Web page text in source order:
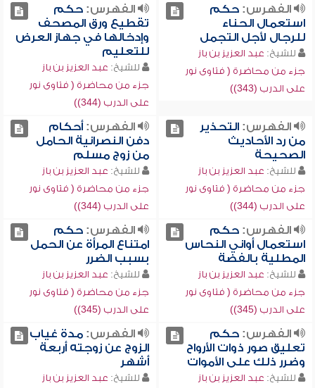
الفهرس:حكم
استعمال الحناء
للرجال لأجل التجمل
للشيخ: عبد العزيز بن باز
جزء من محاضرة ( فتاوى نور
على الدرب (343))
الفهرس:حكم
تقطيع ورق المصحف
وإدخالها في جهاز العرض
للتعليم
للشيخ: عبد العزيز بن باز
جزء من محاضرة ( فتاوى نور
على الدرب (344))
الفهرس:التحذير
من رد الأحاديث
الصحيحة
للشيخ: عبد العزيز بن باز
جزء من محاضرة ( فتاوى نور
على الدرب (344))
الفهرس:أحكام
دفن النصرانية الحامل
من زوج مسلم
للشيخ: عبد العزيز بن باز
جزء من محاضرة ( فتاوى نور
على الدرب (344))
الفهرس:حكم
استعمال أواني النحاس
المطلية بالفضة
للشيخ: عبد العزيز بن باز
جزء من محاضرة ( فتاوى نور
على الدرب (345))
الفهرس:حكم
امتناع المرأة عن الحمل
بسبب الضرر
للشيخ: عبد العزيز بن باز
جزء من محاضرة ( فتاوى نور
على الدرب (345))
الفهرس:حكم
تعليق صور ذوات الأرواح
وضرر ذلك على الأموات
للشيخ: عبد العزيز بن باز
الفهرس:مدة غياب
الزوج عن زوجته أربعة
أشهر
للشيخ: عبد العزيز بن باز